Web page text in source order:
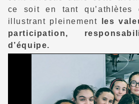
ce soit en tant qu’athlètes
illustrant pleinement
les
participation,
d’équipe.